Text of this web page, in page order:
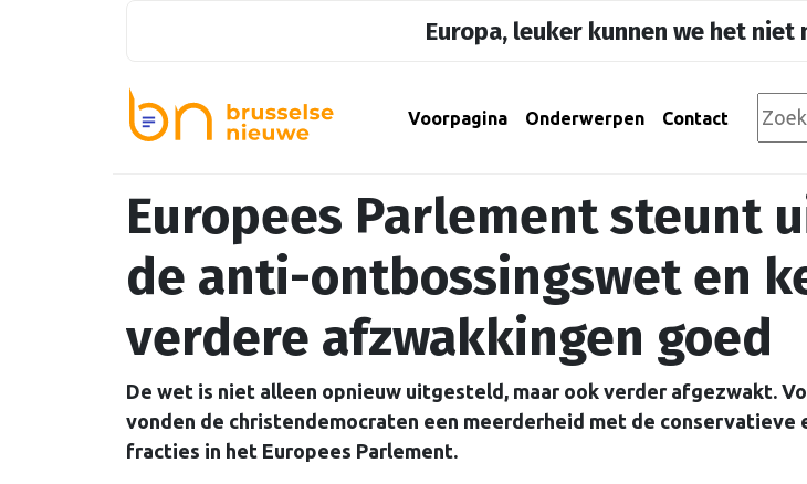
Europa, leuker kunnen we het niet
Voorpagina Onderwerpen Contact
Europees Parlement steunt
de anti-ontbossingswet en
verdere afzwakkingen goed
De wet is niet alleen opnieuw uitgesteld, maar ook verder afgezwakt.
vonden de christendemocraten een meerderheid met de conservatieve
fracties in het Europees Parlement.